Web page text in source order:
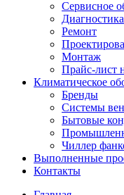
Сервисное
Диагностика
Ремонт
Монтаж
Прайс-лист
Климатическое
Бренды
Системы
Бытовые
Чиллер
Выполненные
Контакты